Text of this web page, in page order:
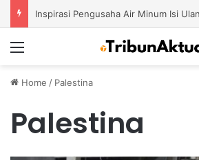
Home / Palestina
Palestina